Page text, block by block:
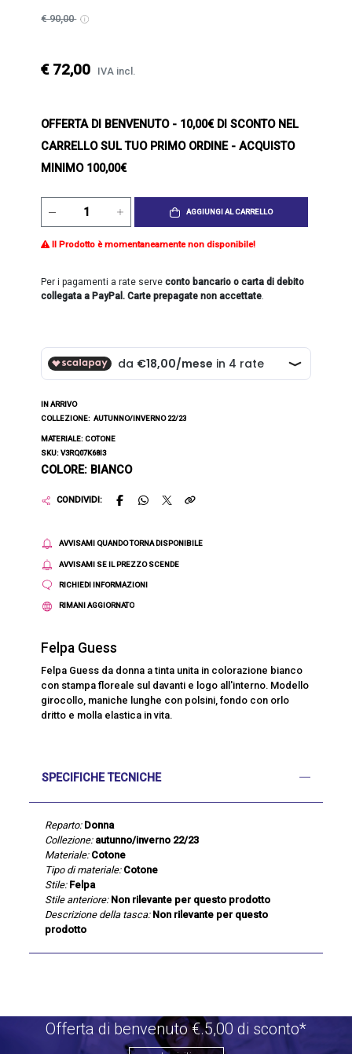
€ 90,00
€ 72,00 IVA incl.
OFFERTA DI BENVENUTO- 10,00€ DI SCONTO NEL
CARRELLO SUL TUO PRIMO ORDINE - ACQUISTO
MINIMO 100,00€
AGGIUNGI AL CARRELLO
Il Prodotto è momentaneamente non disponibile!
Per i pagamenti a rate serveconto bancario o carta di debito
collegata a PayPal. Carte prepagate non accettate.
IN ARRIVO
COLLEZIONE: AUTUNNO/INVERNO 22/23
MATERIALE: COTONE
SKU: V3RQ07K68I3
COLORE: BIANCO
CONDIVIDI:
AVVISAMI QUANDO TORNA DISPONIBILE
AVVISAMI SE IL PREZZO SCENDE
RICHIEDI INFORMAZIONI
RIMANI AGGIORNATO
Felpa Guess
Felpa Guess da donna a tinta unita in colorazione bianco
con stampa floreale sul davanti e logo all'interno. Modello
girocollo, maniche lunghe con polsini, fondo con orlo
dritto e molla elastica in vita.
SPECIFICHE TECNICHE
Reparto: Donna
Collezione: autunno/inverno 22/23
Materiale: Cotone
Tipo di materiale: Cotone
Stile: Felpa
Stile anteriore: Non rilevante per questo prodotto
Descrizione della tasca: Non rilevante per questo
prodotto
Offerta di benvenuto €.5,00 di sconto*